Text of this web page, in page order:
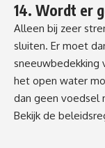
14. Wordt er
Alleen bij zeer
sluiten. Er moet
sneeuwbedekking
het open water
dan geen voedsel
Bekijk de